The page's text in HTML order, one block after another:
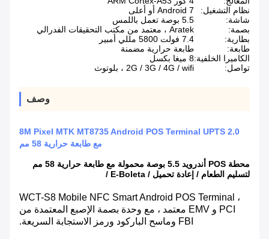
نظام التشغيل:
Android 7 أو أعلى
شاشة:
5.5 بوصة تعمل باللمس
بصمة:
Aratek ، معتمد من مكتب التحقيقات الفدرالي
بطارية:
7.4 فولت 5800 مللي أمبير
طابعة:
طابعة حرارية مضمنة
الكاميرا الخلفية:8 ميغا بكسل
تواصل:
2G / 3G / 4G / wifi ، بلوتوث
وصف
8M Pixel MTK MT8735 Android POS Terminal UPTS 2.0
مع طابعة حرارية 58 مم
محطة POS أندرويد 5.5 بوصة محمولة مع طابعة حرارية 58 مم
لتسليم الطعام / إعادة تحميل / E-Boleta /
WCT-S8 Mobile NFC Smart Android POS Terminal ،
PCI و EMV معتمد ، مع وحدة بصمة الإصبع المعتمدة من
FBI وماسح الباركود ورمز الاستجابة السريعة.